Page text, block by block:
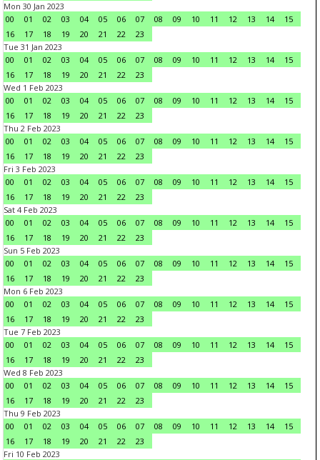
Mon 30 Jan 2023
00
01 02 03 04 05 06 07 08 09 10 11 12 13 14
15
16
17 18 19 20 21 22
23
Tue 31 Jan 2023
00
01 02 03 04 05 06 07 08 09 10 11 12 13 14
15
16
17 18 19 20 21 22
23
Wed 1 Feb 2023
00
01 02 03 04 05 06 07 08 09 10 11 12 13 14
15
16
17 18 19 20 21 22
23
Thu 2 Feb 2023
00
01 02 03 04 05 06 07 08 09 10 11 12 13 14
15
16
17 18 19 20 21 22
23
Fri 3 Feb 2023
00
01 02 03 04 05 06 07 08 09 10 11 12 13 14
15
16
17 18 19 20 21 22
23
Sat 4 Feb 2023
00
01 02 03 04 05 06 07 08 09 10 11 12 13 14
15
16
17 18 19 20 21 22
23
Sun 5 Feb 2023
00
01 02 03 04 05 06 07 08 09 10 11 12 13 14
15
16
17 18 19 20 21 22
23
Mon 6 Feb 2023
00
01 02 03 04 05 06 07 08 09 10 11 12 13 14
15
16
17 18 19 20 21 22
23
Tue 7 Feb 2023
00
01 02 03 04 05 06 07 08 09 10 11 12 13 14
15
16
17 18 19 20 21 22
23
Wed 8 Feb 2023
00
01 02 03 04 05 06 07 08 09 10 11 12 13 14
15
16
17 18 19 20 21 22
23
Thu 9 Feb 2023
00
01 02 03 04 05 06 07 08 09 10 11 12 13 14
15
16
17 18 19 20 21 22
23
Fri 10 Feb 2023